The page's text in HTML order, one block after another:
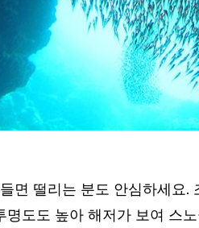
면 떨리는 분도 안심하세요
명도도 높아 해저가 보여 스